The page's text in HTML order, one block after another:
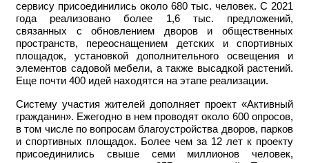
сервису присоединились около 680 тыс. человек. С 2021
года реализовано более 1,6 тыс. предложений,
связанных с обновлением дворов и общественных
пространств, переоснащением детских и спортивных
площадок, установкой дополнительного освещения и
элементов садовой мебели, а также высадкой растений.
Еще почти 400 идей находятся на этапе реализации.
Систему участия жителей дополняет проект «Активный
гражданин». Ежегодно в нем проводят около 600 опросов,
в том числе по вопросам благоустройства дворов, парков
и спортивных площадок. Более чем за 12 лет к проекту
присоединились свыше семи миллионов человек,